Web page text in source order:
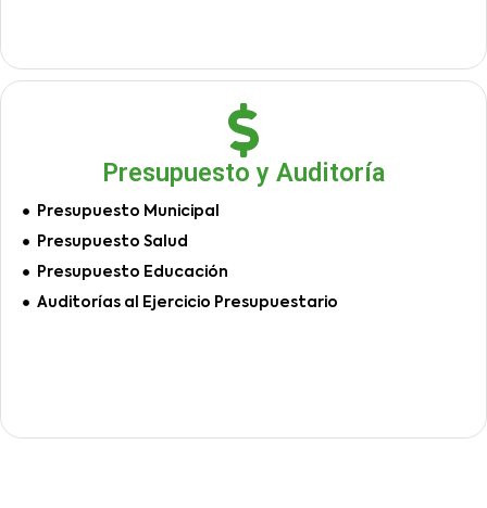
Presupuesto y Auditoría
Presupuesto Municipal
Presupuesto Salud
Presupuesto Educación
Auditorías al Ejercicio Presupuestario